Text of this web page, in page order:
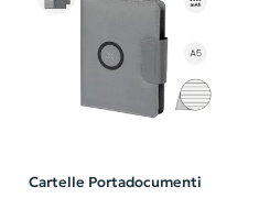
Cartelle Portadocumenti